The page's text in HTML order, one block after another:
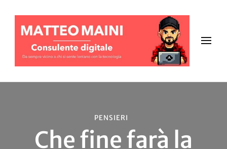
PENSIERI
Che fine farà la